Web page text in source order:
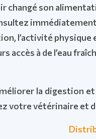
son
l’activité
à de l’eau
la digestion
votre vétérinaire et